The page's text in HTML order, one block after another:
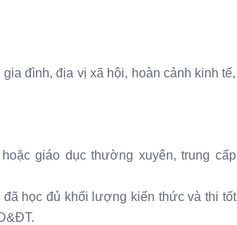
đình, địa vị xã hội, hoàn cảnh kinh tế,
giáo dục thường xuyên, trung cấp
học đủ khối lượng kiến thức và thi tốt